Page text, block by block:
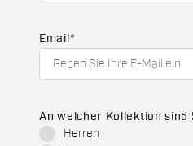
Email *
An welcher Kollektion
Herren